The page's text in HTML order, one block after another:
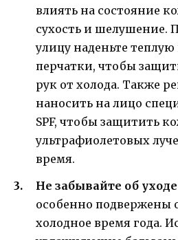
влиять на состояние
сухость и шелушение.
улицу наденьте
перчатки, чтобы
рук от холода. Также
наносить на лицо
SPF, чтобы защитить
ультрафиолетовых
время.
Не забывайте об
особенно подвержены
холодное время года.